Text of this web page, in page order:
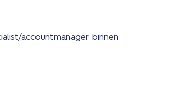
accountmanager binnen